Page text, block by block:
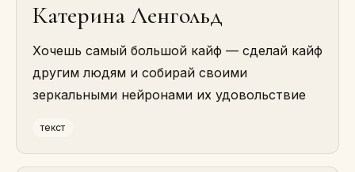
Катерина Ленгольд
Хочешь самый большой кайф — сделай кайф
другим людям и собирай своими
зеркальными нейронами их удовольствие
текст